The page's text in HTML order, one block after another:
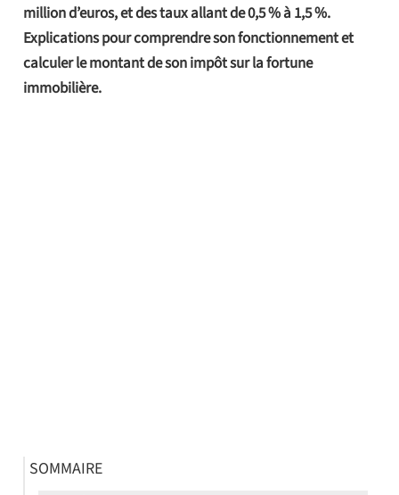
million d’euros, et des taux allant de 0,5 % à 1,5 %.
Explications pour comprendre son fonctionnement et
calculer le montant de son impôt sur la fortune
immobilière.
SOMMAIRE